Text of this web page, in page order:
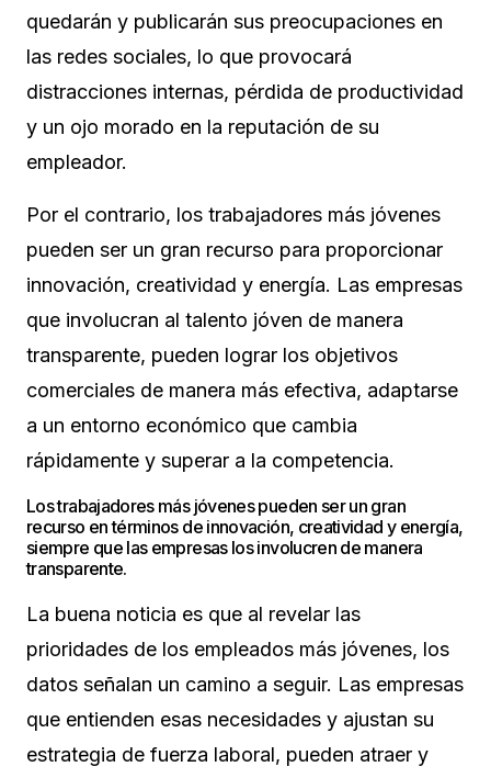
quedarán y publicarán sus preocupaciones en
las redes sociales, lo que provocará
distracciones internas, pérdida de productividad
y un ojo morado en la reputación de su
empleador.
Por el contrario, los trabajadores más jóvenes
pueden ser un gran recurso para proporcionar
innovación, creatividad y energía. Las empresas
que involucran al talento jóven de manera
transparente, pueden lograr los objetivos
comerciales de manera más efectiva, adaptarse
a un entorno económico que cambia
rápidamente y superar a la competencia.
Los trabajadores más jóvenes pueden ser un gran
recurso en términos de innovación, creatividad y energía,
siempre que las empresas los involucren de manera
transparente.
La buena noticia es que al revelar las
prioridades de los empleados más jóvenes, los
datos señalan un camino a seguir. Las empresas
que entienden esas necesidades y ajustan su
estrategia de fuerza laboral, pueden atraer y